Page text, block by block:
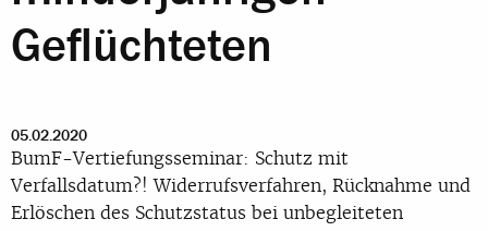
Geflüchteten
05.02.2020
BumF-Vertiefungsseminar: Schutz mit
Verfallsdatum?! Widerrufsverfahren, Rücknahme und
Erlöschen des Schutzstatus bei unbegleiteten